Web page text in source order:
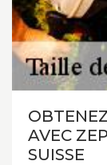
AVEC
SUISSE